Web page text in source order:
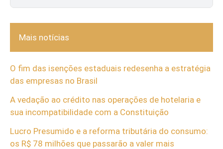
Mais notícias
O fim das isenções estaduais redesenha a estratégia
das empresas no Brasil
A vedação ao crédito nas operações de hotelaria e
sua incompatibilidade com a Constituição
Lucro Presumido e a reforma tributária do consumo:
os R$ 78 milhões que passarão a valer mais